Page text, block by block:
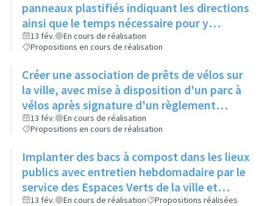
panneaux plastifiés indiquant les directions
ainsi que le temps nécessaire pour y
accéder, et une comparaison avec le temps
mis en voiture
13 fév.
En cours de réalisation
Propositions en cours de réalisation
Créer une association de prêts de vélos sur
la ville, avec mise à disposition d'un parc à
vélos après signature d'un règlement
intérieur et d'une charte de respect du
matériel
13 fév.
En cours de réalisation
Propositions en cours de réalisation
Implanter des bacs à compost dans les lieux
publics avec entretien hebdomadaire par le
service des Espaces Verts de la ville et
réutilisation du compost dans les ronds-
13 fév. En cours de réalisation Propositions réalisées